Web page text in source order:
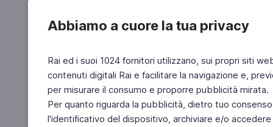
Abbiamo a cuore la tua privacy
Rai ed i suoi 1024 fornitori utilizzano, sui propri siti
contenuti digitali Rai e facilitare la navigazione e,
per misurare il consumo e proporre pubblicità mirata.
Per quanto riguarda la pubblicità, dietro tuo
l'identificativo del dispositivo, archiviare e/o